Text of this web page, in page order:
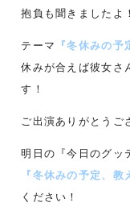
抱負も聞きましたよ
テーマ 『冬休みの予
休みが合えば彼女さ
す！
ご出演ありがとうご
明日の『今日のグッ
『冬休みの予定、教
ください！